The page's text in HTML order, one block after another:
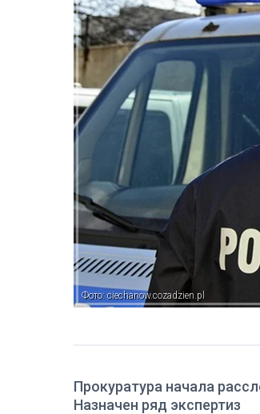
Фото: ciechanow.cozadzien.pl
Прокуратура начала
Назначен ряд экспертиз